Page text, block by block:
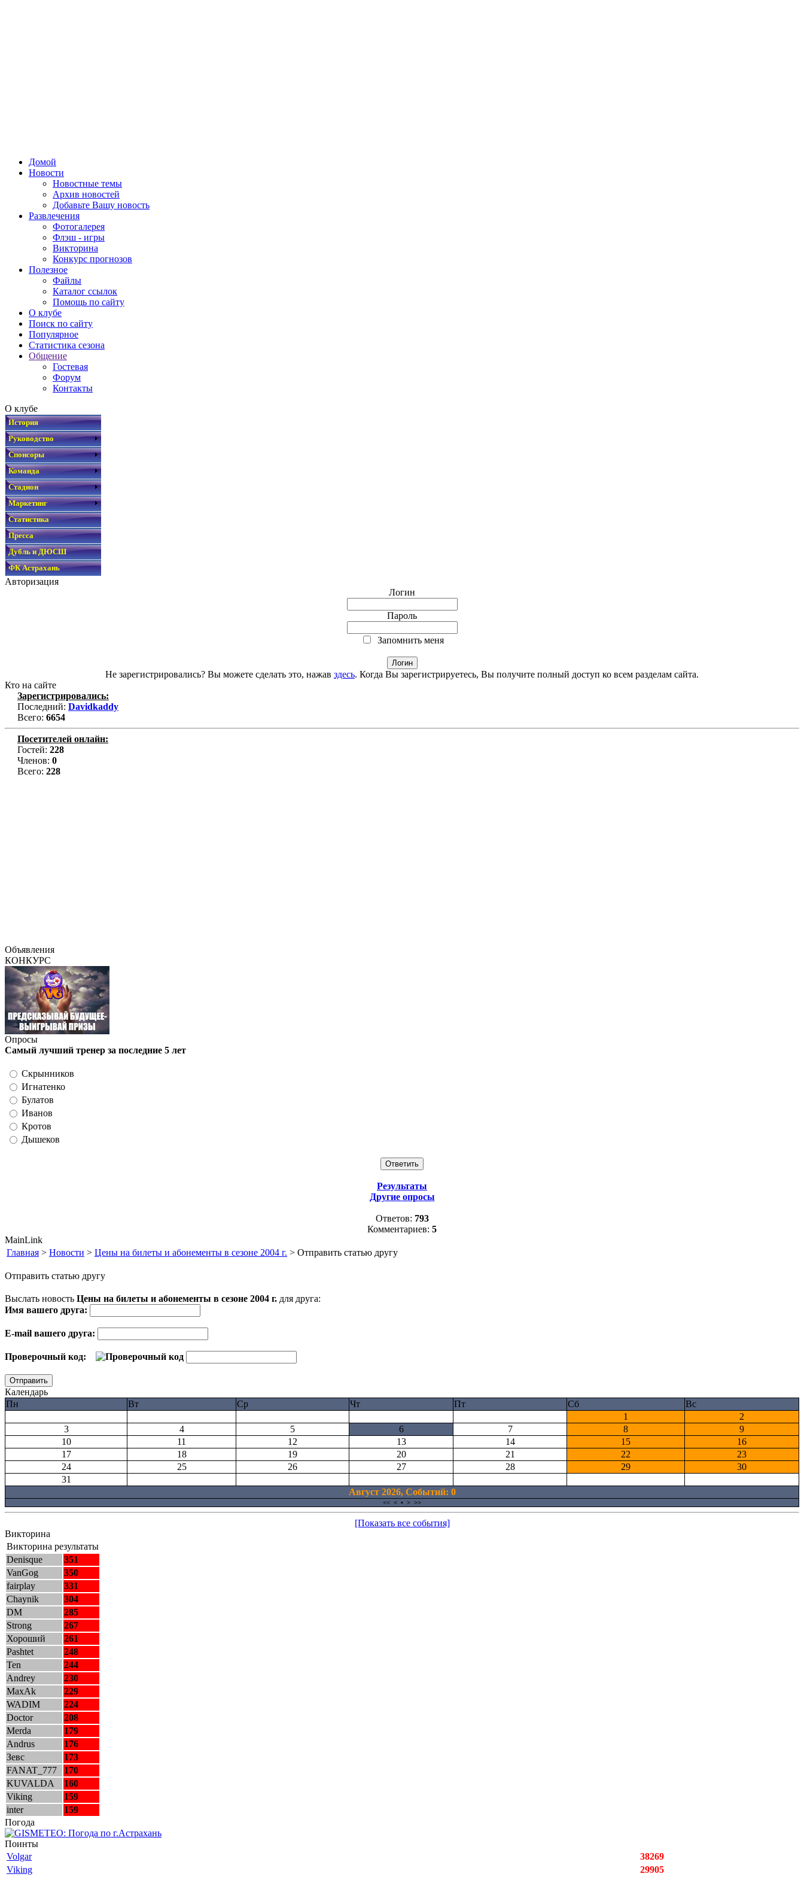
Домой
Новости
Новостные темы
Архив новостей
Добавьте Вашу новость
Развлечения
Фотогалерея
Флэш - игры
Викторина
Конкурс прогнозов
Полезное
Файлы
Каталог ссылок
Помощь по сайту
О клубе
Поиск по сайту
Популярное
Статистика сезона
Общение
Гостевая
Форум
Контакты
О клубе
История
Руководство
Спонсоры
Команда
Стадион
Маркетинг
Статистика
Пресса
Дубль и ДЮСШ
ФК Астрахань
Авторизация
Логин
Пароль
Запомнить меня
Не зарегистрировались? Вы можете сделать это, нажав здесь. Когда Вы зарегистрируетесь, Вы получите полный доступ ко всем разделам сайта.
Кто на сайте
Зарегистрировались:
Последний: Davidkaddy
Всего: 6654
Посетителей онлайн:
Гостей: 228
Членов: 0
Всего: 228
Объявления
КОНКУРС
Опросы
Самый лучший тренер за последние 5 лет
Скрынников
Игнатенко
Булатов
Иванов
Кротов
Дышеков
Результаты
Другие опросы
Ответов: 793
Комментариев: 5
MainLink
Главная > Новости > Цены на билеты и абонементы в сезоне 2004 г. > Отправить статью другу
Отправить статью другу
Выслать новость Цены на билеты и абонементы в сезоне 2004 г. для друга:
Имя вашего друга:
E-mail вашего друга:
Проверочный код:
Календарь
Пн
Вт Ср Чт Пт Сб
Вс
1
2
3
4 5 6 7 8
9
10
11 12 13 14 15
16
17
18 19 20 21 22
23
24
25 26 27 28 29
30
31
Август 2026, Cобытий: 0
<< < • > >>
[Показать все события]
Викторина
Викторина результаты
Denisque
351
VanGog
350
fairplay
331
Chaynik
304
DM
285
Strong
267
Хороший
261
Pashtet
248
Ten
244
Andrey
230
MaxAk
229
WADIM
224
Doctor
208
Merda
179
Andrus
176
Зевс
173
FANAT_777
170
KUVALDA
160
Viking
159
inter
159
Погода
Поинты
Volgar
38269
Viking
29905